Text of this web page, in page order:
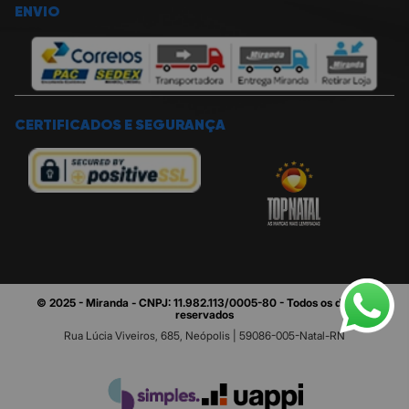
ENVIO
CERTIFICADOS E SEGURANÇA
© 2025 - Miranda - CNPJ: 11.982.113/0005-80 - Todos os direitos
reservados
Rua Lúcia Viveiros, 685, Neópolis | 59086-005-Natal-RN